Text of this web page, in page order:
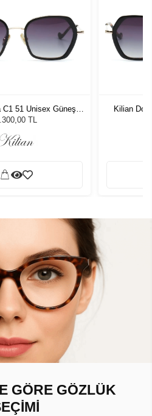
C1 51 Unisex Güneş
GözlüğüTL
Kilian
GÖRE GÖZLÜK